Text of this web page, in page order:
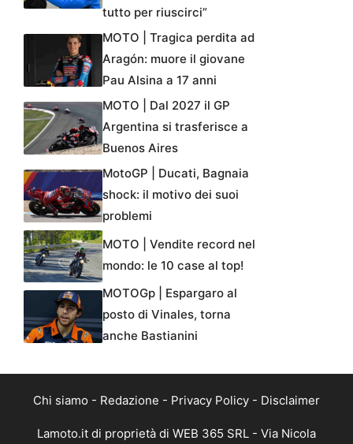
tutto per riuscirci”
MOTO | Tragica perdita ad
Aragón: muore il giovane
Pau Alsina a 17 anni
MOTO | Dal 2027 il GP
Argentina si trasferisce a
Buenos Aires
MotoGP | Ducati, Bagnaia
shock: il motivo dei suoi
problemi
MOTO | Vendite record nel
mondo: le 10 case al top!
MOTOGp | Espargaro al
posto di Vinales, torna
anche Bastianini
Chi siamo - Redazione - Privacy Policy - Disclaimer
Lamoto.it di proprietà di WEB 365 SRL - Via Nicola